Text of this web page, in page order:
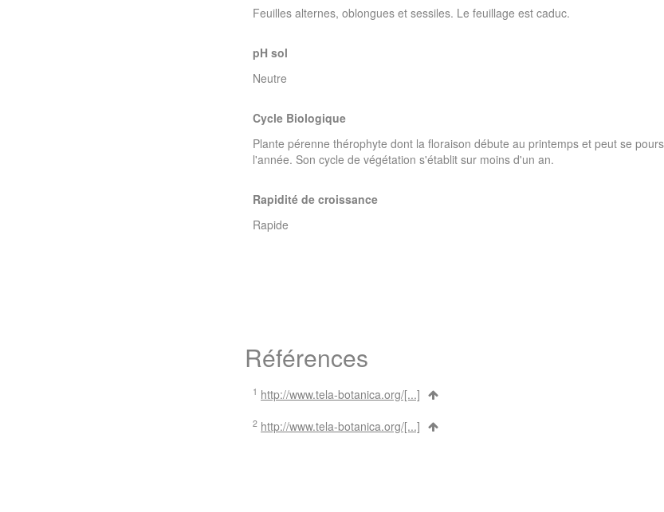
Feuilles alternes, oblongues et sessiles. Le feuillage est caduc.
pH sol
Neutre
Cycle Biologique
Plante pérenne thérophyte dont la floraison débute au printemps et peut se
l'année. Son cycle de végétation s'établit sur moins d'un an.
Rapidité de croissance
Rapide
Références
1 http://www.tela-botanica.org/[...]
2 http://www.tela-botanica.org/[...]